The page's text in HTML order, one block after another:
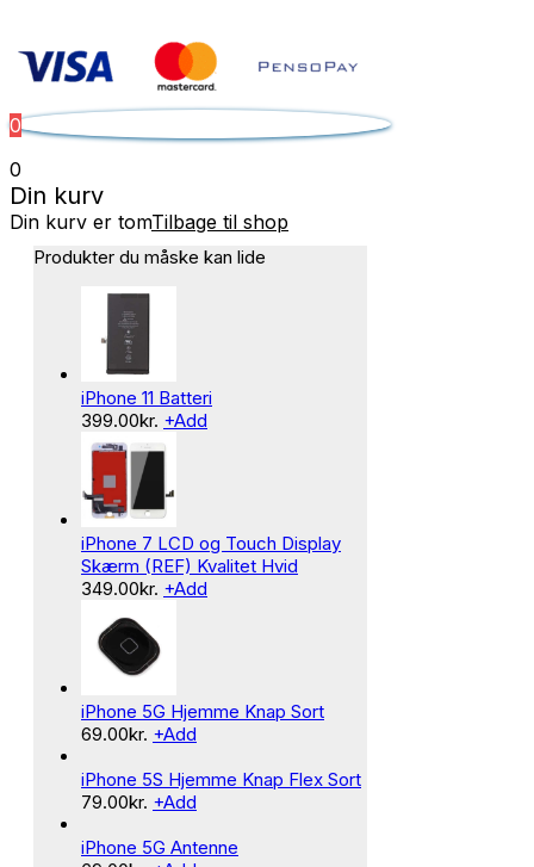
0
0
Din kurv
Din kurv er tomTilbage til shop
Produkter du måske kan lide
iPhone 11 Batteri
399.00kr. +Add
iPhone 7 LCD og Touch Display
Skærm (REF) Kvalitet Hvid
349.00kr. +Add
iPhone 5G Hjemme Knap Sort
69.00kr. +Add
iPhone 5S Hjemme Knap Flex Sort
79.00kr. +Add
iPhone 5G Antenne